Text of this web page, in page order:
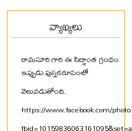
వ్యాఖ్యలు
రామసూరి గారి ఈ సిద్ధాంత గ్రంథం
ఇప్పుడు పుస్తకరూపంలో
వెలువడుతోంది.
https://www.facebook.com/